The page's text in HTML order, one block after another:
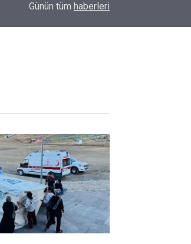
Hakkâri'de Gençlere AFAD'dan Afet Bilinci ve
Günün tüm haberleri